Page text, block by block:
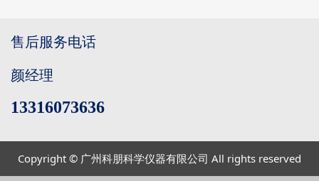
售后服务电话
颜经理
13316073636
Copyright © 广州科朋科学仪器有限公司 All rights reserved